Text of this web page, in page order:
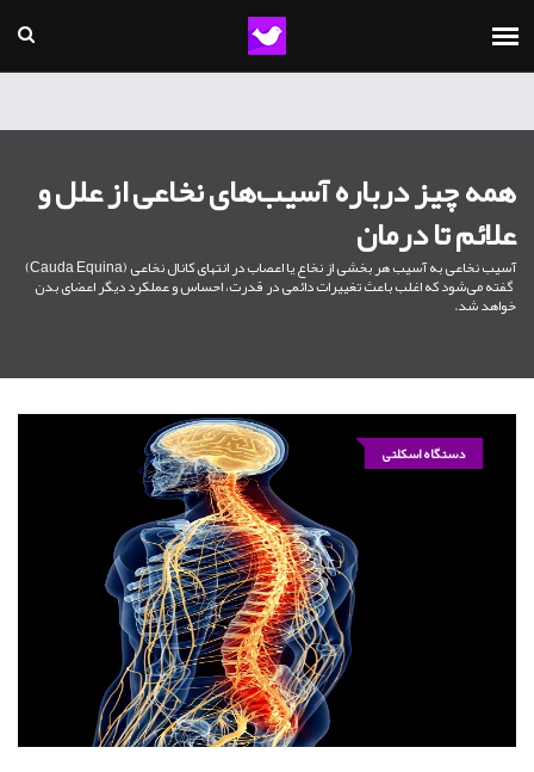
همه چیز درباره آسیب‌های نخاعی از علل و
علائم تا درمان
آسیب نخاعی به آسیب هر بخشی از نخاع یا اعصاب در انتهای کانال نخاعی (cauda Equina)
گفته می‌شود که اغلب باعث تغییرات دائمی در قدرت، احساس و عملکرد دیگر اعضای بدن
خواهد شد.
دستگاه اسکلتی